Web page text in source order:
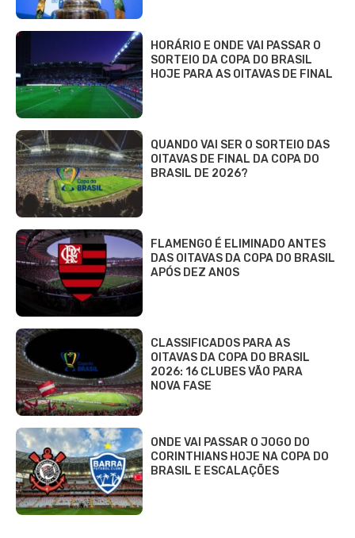
HORÁRIO E ONDE VAI PASSAR O
SORTEIO DA COPA DO BRASIL
HOJE PARA AS OITAVAS DE FINAL
QUANDO VAI SER O SORTEIO DAS
OITAVAS DE FINAL DA COPA DO
BRASIL DE 2026?
FLAMENGO É ELIMINADO ANTES
DAS OITAVAS DA COPA DO BRASIL
APÓS DEZ ANOS
CLASSIFICADOS PARA AS
OITAVAS DA COPA DO BRASIL
2026: 16 CLUBES VÃO PARA
NOVA FASE
ONDE VAI PASSAR O JOGO DO
CORINTHIANS HOJE NA COPA DO
BRASIL E ESCALAÇÕES